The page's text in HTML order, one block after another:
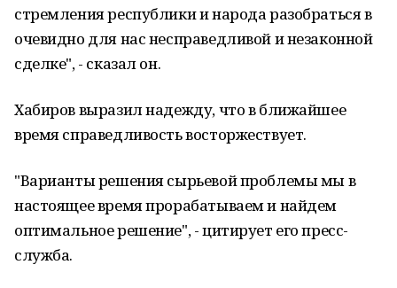
стремления республики и народа разобраться в
очевидно для нас несправедливой и незаконной
сделке", - сказал он.
Хабиров выразил надежду, что в ближайшее
время справедливость восторжествует.
"Варианты решения сырьевой проблемы мы в
настоящее время прорабатываем и найдем
оптимальное решение", - цитирует его пресс-
служба.